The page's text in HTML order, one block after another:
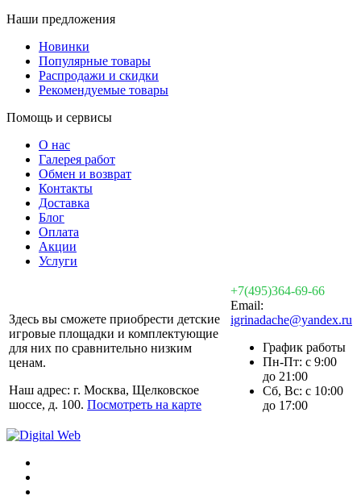
Наши предложения
Новинки
Популярные товары
Распродажи и скидки
Рекомендуемые товары
Помощь и сервисы
О нас
Галерея работ
Обмен и возврат
Контакты
Доставка
Блог
Оплата
Акции
Услуги
Здесь вы сможете приобрести детские
игровые площадки и комплектующие
для них по сравнительно низким
ценам.
Наш адрес: г. Москва, Щелковское
шоссе, д. 100. Посмотреть на карте
+7(495)364-69-66
Email:
igrinadache@yandex.ru
График работы
Пн-Пт: с 9:00
до 21:00
Сб, Вс: с 10:00
до 17:00